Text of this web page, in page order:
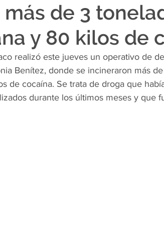
de 3
y 80 kilos de
realizó este jueves un operativo de
Benítez, donde se incineraron más
de cocaína. Se trata de droga que
durante los últimos meses y que